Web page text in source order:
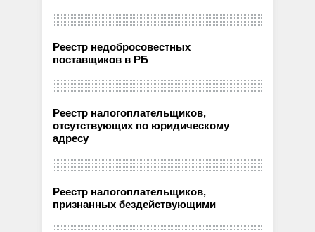
Реестр недобросовестных
поставщиков в РБ
Реестр налогоплательщиков,
отсутствующих по юридическому
адресу
Реестр налогоплательщиков,
признанных бездействующими